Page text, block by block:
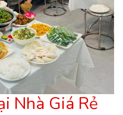
Nhà Giá Rẻ